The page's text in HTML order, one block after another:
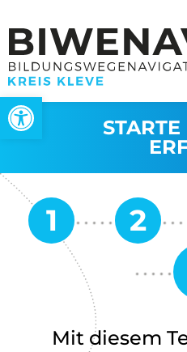
Werkzeugleiste öffnen
Mit diesem